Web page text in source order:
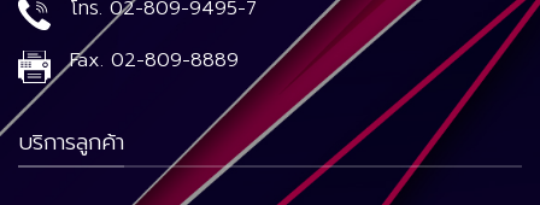
โทร. 02-809-9495-7
Fax. 02-809-8889
บริการลูกค้า